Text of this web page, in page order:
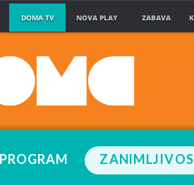
DOMA TV NOVA PLAY ZABAVA
PROGRAM